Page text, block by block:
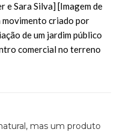
e Sara Silva] [Imagem de
movimento criado por
de um jardim público
comercial no terreno